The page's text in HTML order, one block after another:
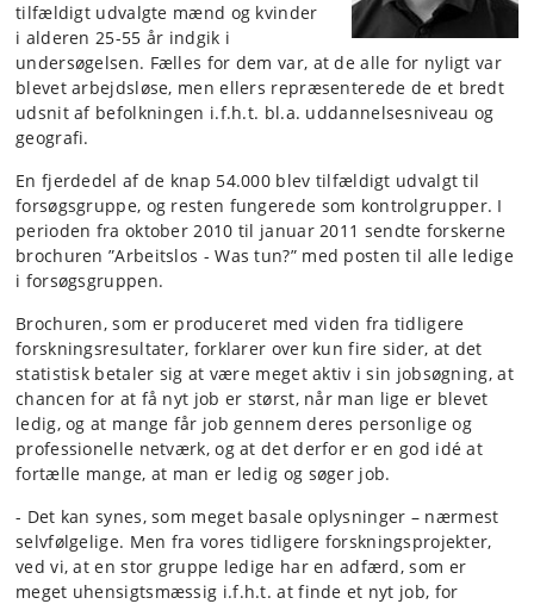
tilfældigt udvalgte mænd og kvinder
i alderen 25-55 år indgik i
undersøgelsen. Fælles for dem var, at de alle for nyligt var
blevet arbejdsløse, men ellers repræsenterede de et bredt
udsnit af befolkningen i.f.h.t. bl.a. uddannelsesniveau og
geografi.
En fjerdedel af de knap 54.000 blev tilfældigt udvalgt til
forsøgsgruppe, og resten fungerede som kontrolgrupper. I
perioden fra oktober 2010 til januar 2011 sendte forskerne
brochuren ”Arbeitslos - Was tun?” med posten til alle ledige
i forsøgsgruppen.
Brochuren, som er produceret med viden fra tidligere
forskningsresultater, forklarer over kun fire sider, at det
statistisk betaler sig at være meget aktiv i sin jobsøgning, at
chancen for at få nyt job er størst, når man lige er blevet
ledig, og at mange får job gennem deres personlige og
professionelle netværk, og at det derfor er en god idé at
fortælle mange, at man er ledig og søger job.
- Det kan synes, som meget basale oplysninger – nærmest
selvfølgelige. Men fra vores tidligere forskningsprojekter,
ved vi, at en stor gruppe ledige har en adfærd, som er
meget uhensigtsmæssig i.f.h.t. at finde et nyt job, for